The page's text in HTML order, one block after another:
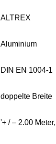
ALTREX
Aluminium
DIN EN 1004-1
doppelte Breite
'+ / – 2.00